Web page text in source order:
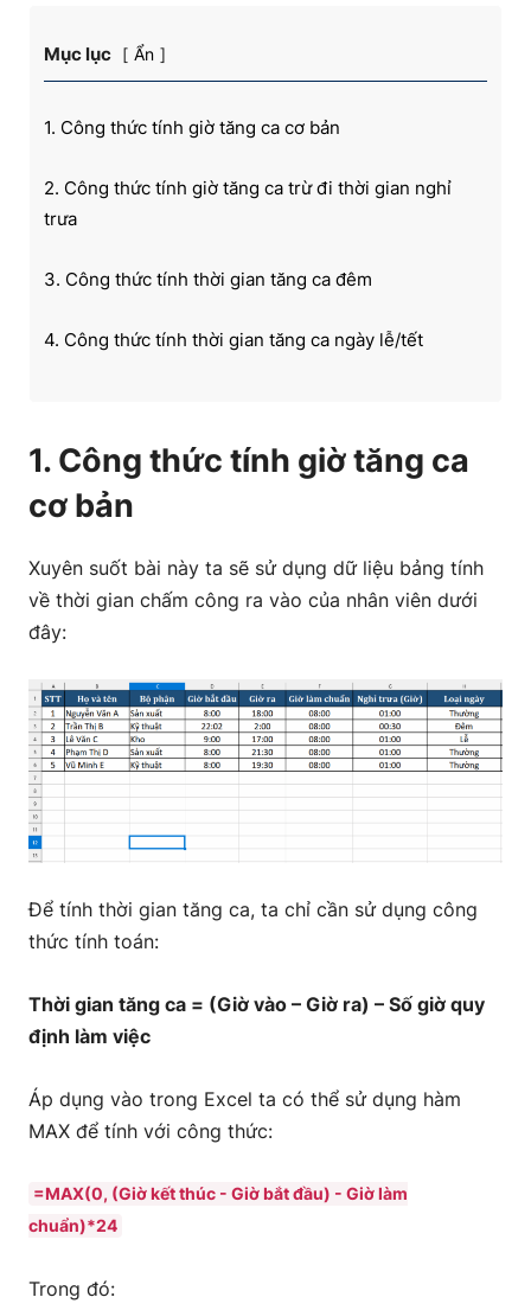
Mục lục Ẩn
1. Công thức tính giờ tăng ca cơ bản
2. Công thức tính giờ tăng ca trừ đi thời gian nghỉ
trưa
3. Công thức tính thời gian tăng ca đêm
4. Công thức tính thời gian tăng ca ngày lễ/tết
1. Công thức tính giờ tăng ca
cơ bản
Xuyên suốt bài này ta sẽ sử dụng dữ liệu bảng tính
về thời gian chấm công ra vào của nhân viên dưới
đây:
Để tính thời gian tăng ca, ta chỉ cần sử dụng công
thức tính toán:
Thời gian tăng ca = (Giờ vào – Giờ ra) – Số giờ quy
định làm việc
Áp dụng vào trong Excel ta có thể sử dụng hàm
MAX để tính với công thức:
=MAX(0, (Giờ kết thúc - Giờ bắt đầu) - Giờ làm
chuẩn)*24
Trong đó: